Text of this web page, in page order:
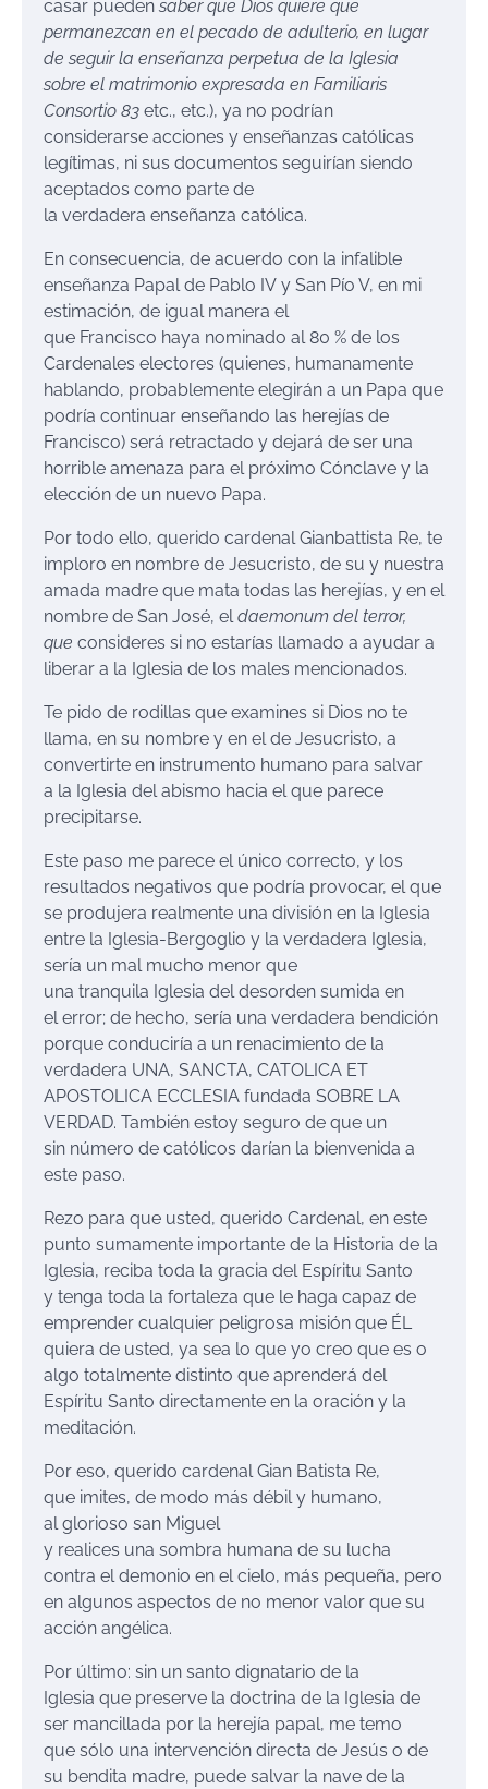
casar pueden saber que Dios quiere que
permanezcan en el pecado de adulterio, en lugar
de seguir la enseñanza perpetua de la Iglesia
sobre el matrimonio expresada en Familiaris
Consortio 83 etc., etc.), ya no podrían
considerarse acciones y enseñanzas católicas
legítimas, ni sus documentos seguirían siendo
aceptados como parte de
la verdadera enseñanza católica.
En consecuencia, de acuerdo con la infalible
enseñanza Papal de Pablo IV y San Pío V, en mi
estimación, de igual manera el
que Francisco haya nominado al 80 % de los
Cardenales electores (quienes, humanamente
hablando, probablemente elegirán a un Papa que
podría continuar enseñando las herejías de
Francisco) será retractado y dejará de ser una
horrible amenaza para el próximo Cónclave y la
elección de un nuevo Papa.
Por todo ello, querido cardenal Gianbattista Re, te
imploro en nombre de Jesucristo, de su y nuestra
amada madre que mata todas las herejías, y en el
nombre de San José, eldaemonum del terror,
que consideres si no estarías llamado a ayudar a
liberar a la Iglesia de los males mencionados.
Te pido de rodillas que examines si Dios no te
llama, en su nombre y en el de Jesucristo, a
convertirte en instrumento humano para salvar
a la Iglesia del abismo hacia el que parece
precipitarse.
Este paso me parece el único correcto, y los
resultados negativos que podría provocar, el que
se produjera realmente una división en la Iglesia
entre la Iglesia-Bergoglio y la verdadera Iglesia,
sería un mal mucho menor que
una tranquila Iglesia del desorden sumida en
el error; de hecho, sería una verdadera bendición
porque conduciría a un renacimiento de la
verdadera UNA, SANCTA, CATOLICA ET
APOSTOLICA ECCLESIA fundada SOBRE LA
VERDAD. También estoy seguro de que un
sin número de católicos darían la bienvenida a
este paso.
Rezo para que usted, querido Cardenal, en este
punto sumamente importante de la Historia de la
Iglesia, reciba toda la gracia del Espíritu Santo
y tenga toda la fortaleza que le haga capaz de
emprender cualquier peligrosa misión que ÉL
quiera de usted, ya sea lo que yo creo que es o
algo totalmente distinto que aprenderá del
Espíritu Santo directamente en la oración y la
meditación.
Por eso, querido cardenal Gian Batista Re,
que imites, de modo más débil y humano,
al glorioso san Miguel
y realices una sombra humana de su lucha
contra el demonio en el cielo, más pequeña, pero
en algunos aspectos de no menor valor que su
acción angélica.
Por último: sin un santo dignatario de la
Iglesia que preserve la doctrina de la Iglesia de
ser mancillada por la herejía papal, me temo
que sólo una intervención directa de Jesús o de
su bendita madre, puede salvar la nave de la